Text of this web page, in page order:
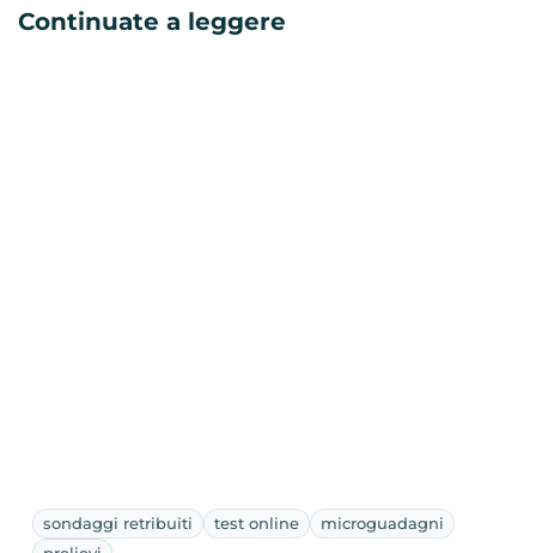
Continuate a leggere
sondaggi retribuiti test online
microguadagni